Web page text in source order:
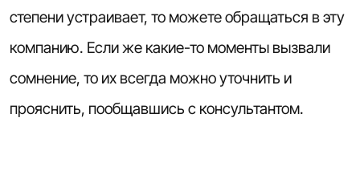
степени устраивает, то можете обращаться в эту
компанию. Если же какие-то моменты вызвали
сомнение, то их всегда можно уточнить и
прояснить, пообщавшись с консультантом.